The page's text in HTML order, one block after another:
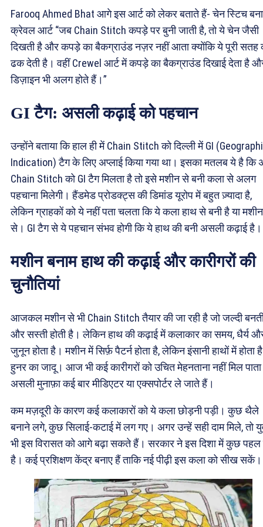
Farooq Ahmed Bhat आगे इस आर्ट को लेकर बताते हैं- चेन स्टिच
क्रेवल आर्ट “जब Chain Stitch कपड़े पर बुनी जाती है, तो ये चेन जैसी
दिखती है और कपड़े का बैकग्राउंड नज़र नहीं आता क्योंकि ये पूरी सतह
ढक देती है। वहीं Crewel आर्ट में कपड़े का बैकग्राउंड दिखाई देता है
डिज़ाइन भी अलग होते हैं।”
GI टैग: असली कढ़ाई को पहचान
उन्होंने बताया कि हाल ही में Chain Stitch को दिल्ली में GI
Indication) टैग के लिए अप्लाई किया गया था। इसका मतलब ये है कि
Chain Stitch को GI टैग मिलता है तो इसे मशीन से बनी कला से अलग
पहचाना मिलेगी। हैंडमेड प्रोडक्ट्स की डिमांड यूरोप में बहुत ज़्यादा है,
लेकिन ग्राहकों को ये नहीं पता चलता कि ये कला हाथ से बनी है या मशीन
से। GI टैग से ये पहचान संभव होगी कि ये हाथ की बनी असली कढ़ाई है।
मशीन बनाम हाथ की कढ़ाई और कारीगरों की
चुनौतियां
आजकल मशीन से भी Chain Stitch तैयार की जा रही है जो जल्दी
और सस्ती होती है। लेकिन हाथ की कढ़ाई में कलाकार का समय, धैर्य
जुनून होता है। मशीन में सिर्फ़ पैटर्न होता है, लेकिन इंसानी हाथों में होता है
हुनर का जादू। आज भी कई कारीगरों को उचित मेहनताना नहीं मिल
असली मुनाफ़ा कई बार मीडिएटर या एक्सपोर्टर ले जाते हैं।
कम मज़दूरी के कारण कई कलाकारों को ये कला छोड़नी पड़ी। कुछ थैले
बनाने लगे, कुछ सिलाई-कटाई में लग गए। अगर उन्हें सही दाम मिले, तो
भी इस विरासत को आगे बढ़ा सकते हैं। सरकार ने इस दिशा में कुछ पहल
है। कई प्रशिक्षण केंद्र बनाए हैं ताकि नई पीढ़ी इस कला को सीख सकें।